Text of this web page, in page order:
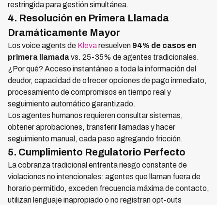
restringida para gestión simultánea.
4. Resolución en Primera Llamada
Dramáticamente Mayor
Los voice agents de Klevaresuelven 94% de casos en
primera llamadavs. 25-35% de agentes tradicionales.
¿Por qué? Acceso instantáneo a toda la información del
deudor, capacidad de ofrecer opciones de pago inmediato,
procesamiento de compromisos en tiempo real y
seguimiento automático garantizado.
Los agentes humanos requieren consultar sistemas,
obtener aprobaciones, transferir llamadas y hacer
seguimiento manual, cada paso agregando fricción.
5. Cumplimiento Regulatorio Perfecto
La cobranza tradicional enfrenta riesgo constante de
violaciones no intencionales: agentes que llaman fuera de
horario permitido, exceden frecuencia máxima de contacto,
utilizan lenguaje inapropiado o no registran opt-outs